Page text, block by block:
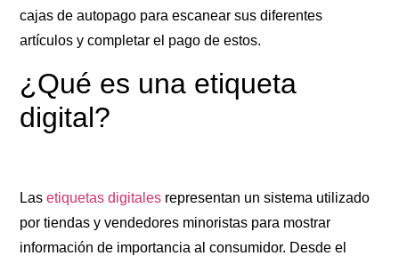
cajas de autopago para escanear sus diferentes
artículos y completar el pago de estos.
¿Qué es una etiqueta
digital?
Lasetiquetas digitales representan un sistema utilizado
por tiendas y vendedores minoristas para mostrar
información de importancia al consumidor. Desde el